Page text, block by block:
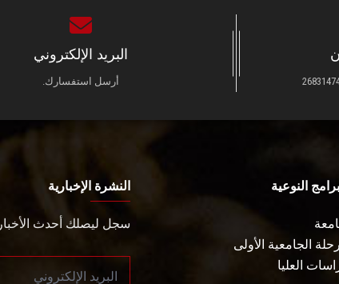
البريد الإلكتروني
أرسل استفسارك.
النوعية
الجامعية الأولى
العليا
النشرة الإخبارية
سجل ليصلك أحدث الأخبار